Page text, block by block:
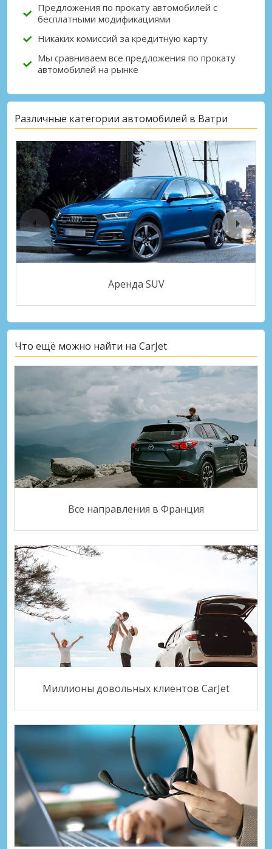
Предложения по прокату автомобилей с
бесплатными модификациями
Никаких комиссий за кредитную карту
Мы сравниваем все предложения по прокату
автомобилей на рынке
Различные категории автомобилей в Ватри
Аренда SUV
Что ещё можно найти на CarJet
Все направления в Франция
Миллионы довольных клиентов CarJet